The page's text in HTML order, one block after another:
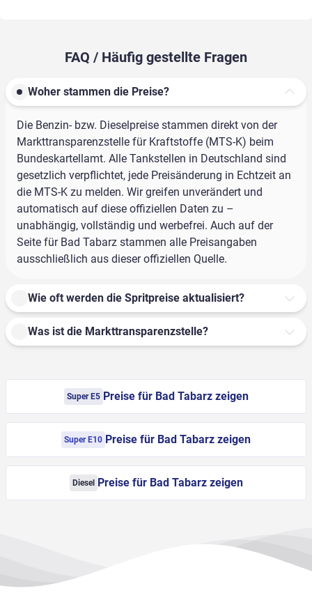
FAQ / Häufig gestellte Fragen
Woher stammen die Preise?
Die Benzin- bzw. Dieselpreise stammen direkt von der
Markttransparenzstelle für Kraftstoffe (MTS-K) beim
Bundeskartellamt. Alle Tankstellen in Deutschland sind
gesetzlich verpflichtet, jede Preisänderung in Echtzeit an
die MTS-K zu melden. Wir greifen unverändert und
automatisch auf diese offiziellen Daten zu –
unabhängig, vollständig und werbefrei. Auch auf der
Seite für Bad Tabarz stammen alle Preisangaben
ausschließlich aus dieser offiziellen Quelle.
Wie oft werden die Spritpreise aktualisiert?
Was ist die Markttransparenzstelle?
Super E5 Preise für Bad Tabarz zeigen
Super E10 Preise für Bad Tabarz zeigen
Diesel Preise für Bad Tabarz zeigen